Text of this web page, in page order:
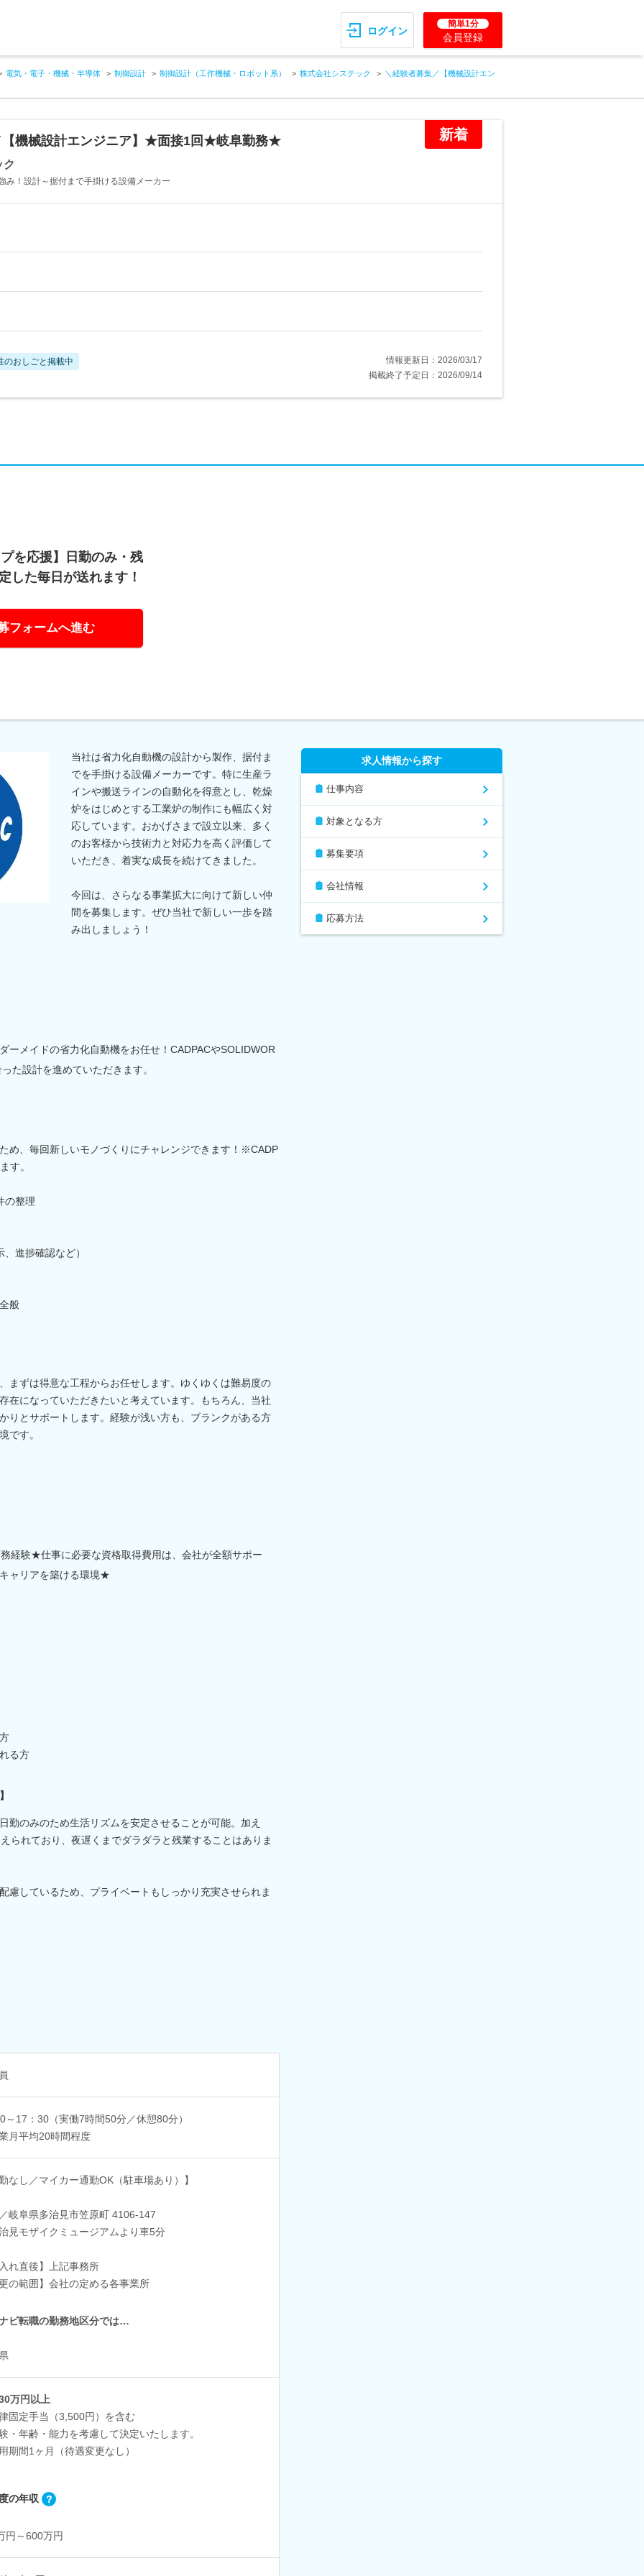
ログイン
簡単1分
会員登録
電気・電子・機械・半導体 制御設計 制御設計（工作機械・ロボット系） 株式会社システック ＼経験者募集／【機械設計エン
新着
【機械設計エンジニア】★面接1回★岐阜勤務★
ク
み！設計～据付まで手掛ける設備メーカー
のおしごと掲載中
情報更新日：2026/03/17
掲載終了予定日：2026/09/14
を応援】日勤のみ・残
した毎日が送れます！
フォームへ進む
当社は省力化自動機の設計から製作、据付ま
でを手掛ける設備メーカーです。特に生産ラ
インや搬送ラインの自動化を得意とし、乾燥
炉をはじめとする工業炉の制作にも幅広く対
応しています。おかげさまで設立以来、多く
のお客様から技術力と対応力を高く評価して
いただき、着実な成長を続けてきました。
今回は、さらなる事業拡大に向けて新しい仲
間を募集します。ぜひ当社で新しい一歩を踏
み出しましょう！
ーメイドの省力化自動機をお任せ！CADPACやSOLIDWOR
た設計を進めていただきます。
め、毎回新しいモノづくりにチャレンジできます！※CADP
す。
の整理
進捗確認など）
般
まずは得意な工程からお任せします。ゆくゆくは難易度の
在になっていただきたいと考えています。もちろん、当社
りとサポートします。経験が浅い方も、ブランクがある方
です。
経験★仕事に必要な資格取得費用は、会社が全額サポー
ャリアを築ける環境★
る方
勤のみのため生活リズムを安定させることが可能。加え
られており、夜遅くまでダラダラと残業することはありま
慮しているため、プライベートもしっかり充実させられま
～17：30（実働7時間50分／休憩80分）
月平均20時間程度
なし／マイカー通勤OK（駐車場あり）】
岐阜県多治見市笠原町 4106-147
見モザイクミュージアムより車5分
れ直後】上記事務所
の範囲】会社の定める各事業所
ビ転職の勤務地区分では…
万円以上
固定手当（3,500円）を含む
・年齢・能力を考慮して決定いたします。
期間1ヶ月（待遇変更なし）
の年収
円～600万円
求人情報から探す
仕事内容
対象となる方
募集要項
会社情報
応募方法